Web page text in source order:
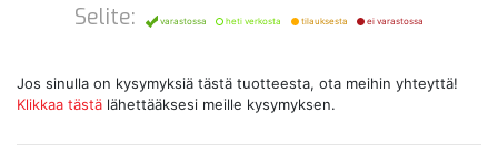
Selite: varastossa heti verkosta tilauksesta ei varastossa
Jos sinulla on kysymyksiä tästä tuotteesta, ota meihin yhteyttä!
Klikkaa tästä lähettääksesi meille kysymyksen.